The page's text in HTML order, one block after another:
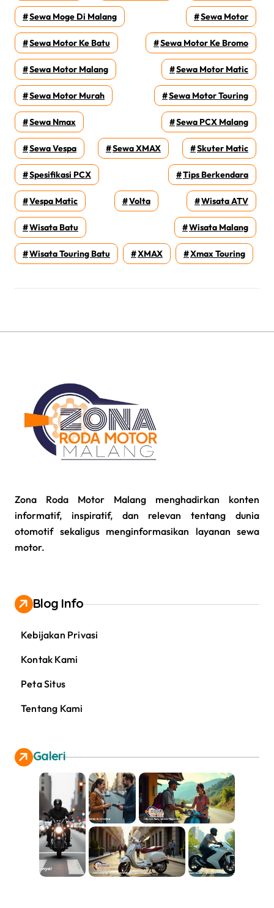
Sewa Moge Di Malang Sewa Motor
Sewa Motor Ke Batu Sewa Motor Ke Bromo
Sewa Motor Malang Sewa Motor Matic
Sewa Motor Murah Sewa Motor Touring
Sewa Nmax Sewa PCX Malang
Sewa Vespa Sewa XMAX Skuter Matic
Spesifikasi PCX Tips Berkendara
Vespa Matic Volta Wisata ATV
Wisata Batu Wisata Malang
Wisata Touring Batu XMAX Xmax Touring
Zona Roda Motor Malang menghadirkan konten
informatif, inspiratif, dan relevan tentang dunia
otomotif sekaligus menginformasikan layanan sewa
motor.
Blog Info
Kebijakan Privasi
Kontak Kami
Peta Situs
Tentang Kami
Galeri